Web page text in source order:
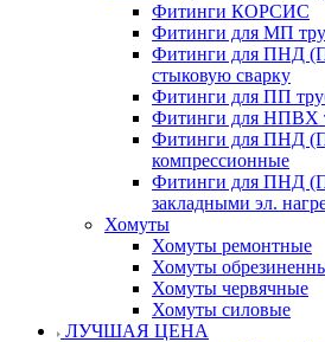
Фитинги КОРСИС
Фитинги для МП
Фитинги для ПНД
стыковую сварку
Фитинги для ПП
Фитинги для НПВХ
Фитинги для ПНД
компрессионные
Фитинги для ПНД
закладными эл.
Хомуты
Хомуты ремонтные
Хомуты
Хомуты червячные
Хомуты силовые
ЛУЧШАЯ ЦЕНА